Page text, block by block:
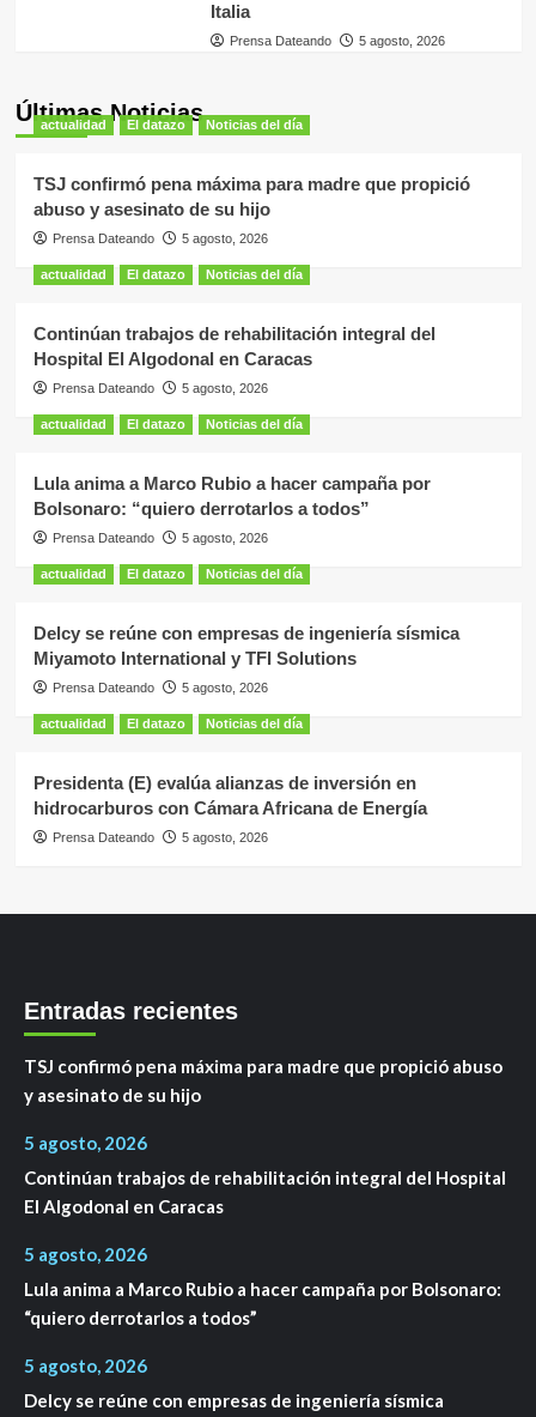
Italia
Prensa Dateando 5 agosto, 2026
Últimas Noticias
actualidad El datazo Noticias del día
TSJ confirmó pena máxima para madre que propició
abuso y asesinato de su hijo
Prensa Dateando 5 agosto, 2026
actualidad El datazo Noticias del día
Continúan trabajos de rehabilitación integral del
Hospital El Algodonal en Caracas
Prensa Dateando 5 agosto, 2026
actualidad El datazo Noticias del día
Lula anima a Marco Rubio a hacer campaña por
Bolsonaro: “quiero derrotarlos a todos”
Prensa Dateando 5 agosto, 2026
actualidad El datazo Noticias del día
Delcy se reúne con empresas de ingeniería sísmica
Miyamoto International y TFI Solutions
Prensa Dateando 5 agosto, 2026
actualidad El datazo Noticias del día
Presidenta (E) evalúa alianzas de inversión en
hidrocarburos con Cámara Africana de Energía
Prensa Dateando 5 agosto, 2026
Entradas recientes
TSJ confirmó pena máxima para madre que propició abuso
y asesinato de su hijo
5 agosto, 2026
Continúan trabajos de rehabilitación integral del Hospital
El Algodonal en Caracas
5 agosto, 2026
Lula anima a Marco Rubio a hacer campaña por Bolsonaro:
“quiero derrotarlos a todos”
5 agosto, 2026
Delcy se reúne con empresas de ingeniería sísmica